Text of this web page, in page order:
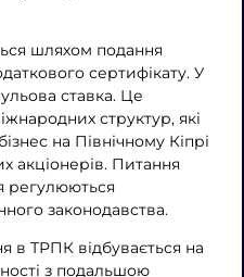
шляхом подання
сертифікату. У
ставка. Це
структур, які
на Північному Кіпрі
акціонерів. Питання
регулюються
законодавства.
в ТРПК відбувається на
з подальшою